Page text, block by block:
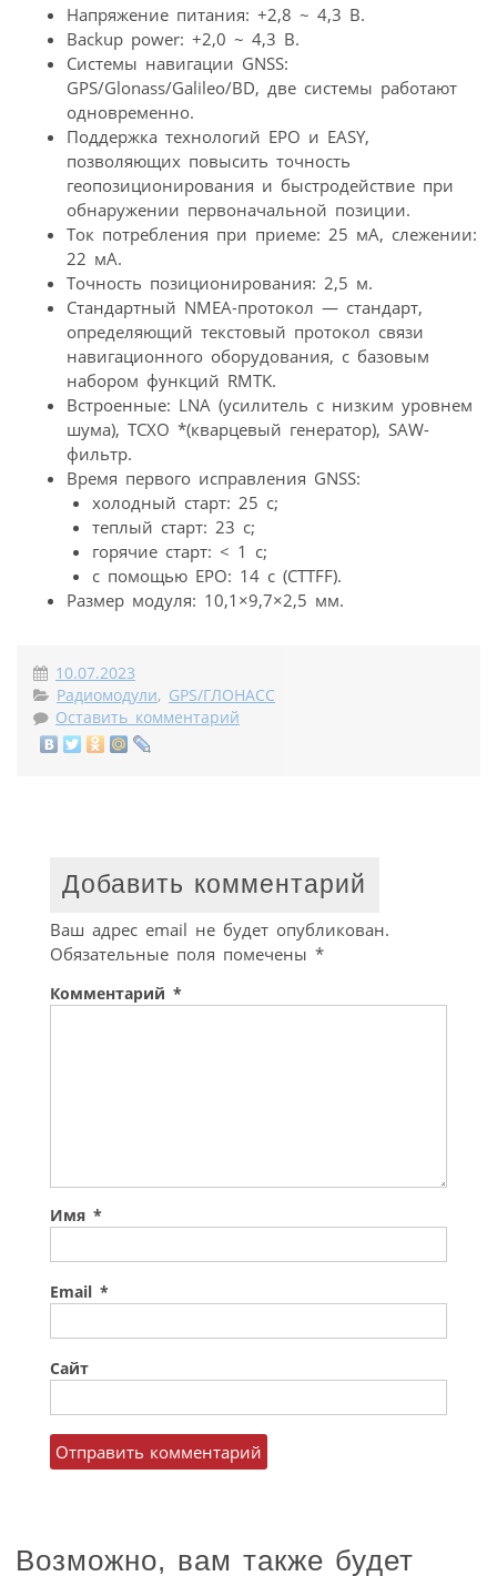
Напряжение питания: +2,8 ~ 4,3 В.
Backup power: +2,0 ~ 4,3 В.
Системы навигации GNSS:
GPS/Glonass/Galileo/BD, две системы работают
одновременно.
Поддержка технологий EPO и EASY,
позволяющих повысить точность
геопозиционирования и быстродействие при
обнаружении первоначальной позиции.
Ток потребления при приеме: 25 мА, слежении:
22 мА.
Точность позиционирования: 2,5 м.
Стандартный NMEA-протокол — стандарт,
определяющий текстовый протокол связи
навигационного оборудования, с базовым
набором функций RMTK.
Встроенные: LNA (усилитель с низким уровнем
шума), TCXO *(кварцевый генератор), SAW-
фильтр.
Время первого исправления GNSS:
холодный старт: 25 с;
теплый старт: 23 с;
горячие старт: < 1 с;
с помощью EPO: 14 с (CTTFF).
Размер модуля: 10,1×9,7×2,5 мм.
10.07.2023
Радиомодули, GPS/ГЛОНАСС
Оставить комментарий
Добавить комментарий
Ваш адрес email не будет опубликован.
Обязательные поля помечены *
Комментарий *
Имя *
Email *
Сайт
Возможно, вам также будет